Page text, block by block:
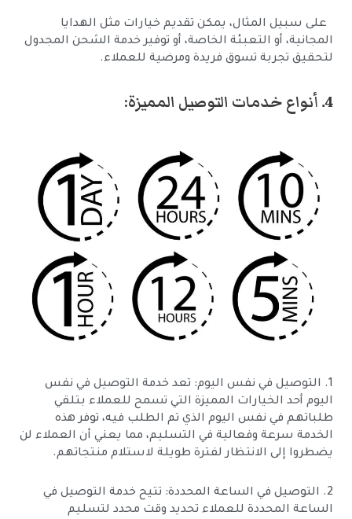
على سبيل المثال، يمكن تقديم خيارات مثل الهدايا
المجانية، أو التعبئة الخاصة، أو توفير خدمة الشحن المجدول
لتحقيق تجربة تسوق فريدة ومرضية للعملاء.
4. أنواع خدمات التوصيل المميزة:
1. التوصيل في نفس اليوم: تعد خدمة التوصيل في نفس
اليوم أحد الخيارات المميزة التي تسمح للعملاء بتلقي
طلباتهم في نفس اليوم الذي تم الطلب فيه، توفر هذه
الخدمة سرعة وفعالية في التسليم، مما يعني أن العملاء لن
يضطروا إلى الانتظار لفترة طويلة لاستلام منتجاتهم.
2. التوصيل في الساعة المحددة: تتيح خدمة التوصيل في
الساعة المحددة للعملاء تحديد وقت محدد لتسليم